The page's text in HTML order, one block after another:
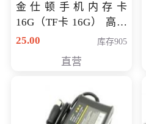
金仕顿手机内存卡
16G（TF卡 16G） 高速
卡 CLASS 10
25.00 库存905
直营